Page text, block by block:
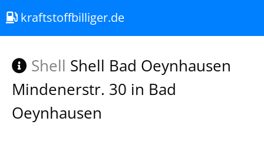
kraftstoffbilliger.de
Shell Shell Bad Oeynhausen
Mindenerstr. 30 in Bad
Oeynhausen